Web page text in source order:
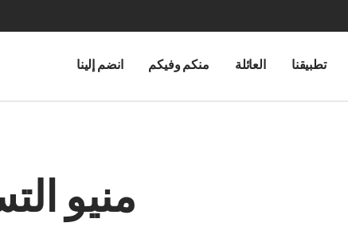
تطبيقنا العائلة منكم وفيكم انضم إلينا
منيو